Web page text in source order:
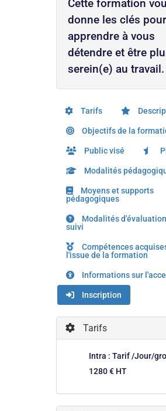
Cette formation
donne les clés pour
apprendre à vous
détendre et être
serein(e) au travail.
Tarifs
Objectifs de la
Public visé
Modalités
Moyens et supports
pédagogiques
Modalités
suivi
Compétences
l'issue de la formation
Informations sur
Inscription
Tarifs
Intra : Tarif /Jour/
1280 € HT